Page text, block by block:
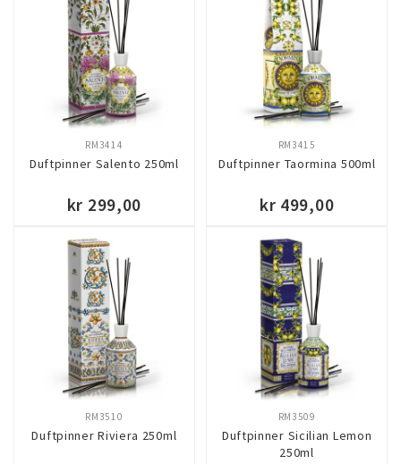
Duftpinner Salento 250ml
RM3414
kr 299,00
Duftpinner Taormina 500ml
RM3415
kr 499,00
Duftpinner Riviera 250ml
RM3510
Duftpinner Sicilian Lemon
250ml
RM3509